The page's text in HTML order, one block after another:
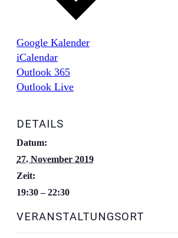
Google Kalender
iCalendar
Outlook 365
Outlook Live
DETAILS
Datum:
27. November 2019
Zeit:
19:30 – 22:30
VERANSTALTUNGSORT